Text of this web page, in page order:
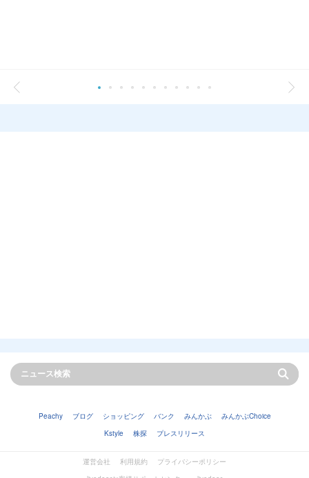
Peachy ブログ ショッピング バンク みんかぶ
みんかぶChoice
Kstyle
株探 プレスリリース
運営会社 利用規約
プライバシーポリシー